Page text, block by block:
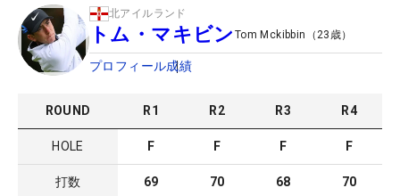
北アイルランド
トム・マキビン Tom Mckibbin （ 23 歳）
プロフィール成績
ROUND R1 R2 R3 R4
HOLE F F F F
打数 69 70 68 70